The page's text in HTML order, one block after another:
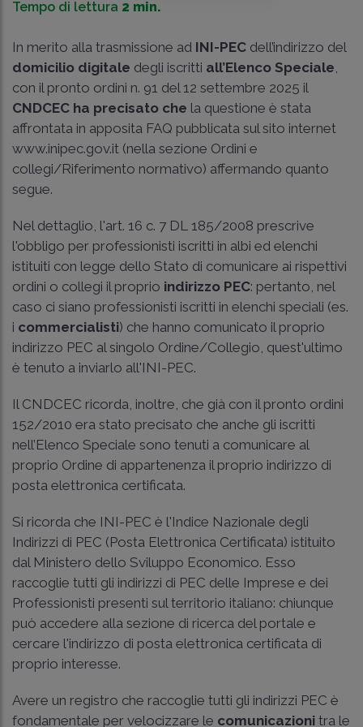
Tempo di lettura 2 min.
In merito alla trasmissione ad INI-PEC dell’indirizzo del
domicilio digitale degli iscritti all’Elenco Speciale,
con il pronto ordini n. 91 del 12 settembre 2025 il
CNDCEC ha precisato che la questione è stata
affrontata in apposita FAQ pubblicata sul sito internet
www.inipec.gov.it (nella sezione Ordini e
collegi/Riferimento normativo) affermando quanto
segue.
Nel dettaglio, l'art. 16 c. 7 DL 185/2008 prescrive
l'obbligo per professionisti iscritti in albi ed elenchi
istituiti con legge dello Stato di comunicare ai rispettivi
ordini o collegi il proprio indirizzo PEC: pertanto, nel
caso ci siano professionisti iscritti in elenchi speciali (es.
i commercialisti) che hanno comunicato il proprio
indirizzo PEC al singolo Ordine/Collegio, quest'ultimo
è tenuto a inviarlo all'INI-PEC.
Il CNDCEC ricorda, inoltre, che già con il pronto ordini
152/2010 era stato precisato che anche gli iscritti
nell’Elenco Speciale sono tenuti a comunicare al
proprio Ordine di appartenenza il proprio indirizzo di
posta elettronica certificata.
Si ricorda che INI-PEC è l'Indice Nazionale degli
Indirizzi di PEC (Posta Elettronica Certificata) istituito
dal Ministero dello Sviluppo Economico. Esso
raccoglie tutti gli indirizzi di PEC delle Imprese e dei
Professionisti presenti sul territorio italiano: chiunque
può accedere alla sezione di ricerca del portale e
cercare l'indirizzo di posta elettronica certificata di
proprio interesse.
Avere un registro che raccoglie tutti gli indirizzi PEC è
fondamentale per velocizzare le comunicazioni tra le